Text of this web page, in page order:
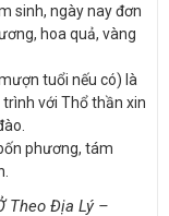
sinh, ngày nay đơn
hoa quả, vàng
tuổi nếu có) là
với Thổ thần xin
phương, tám
Theo Địa Lý –